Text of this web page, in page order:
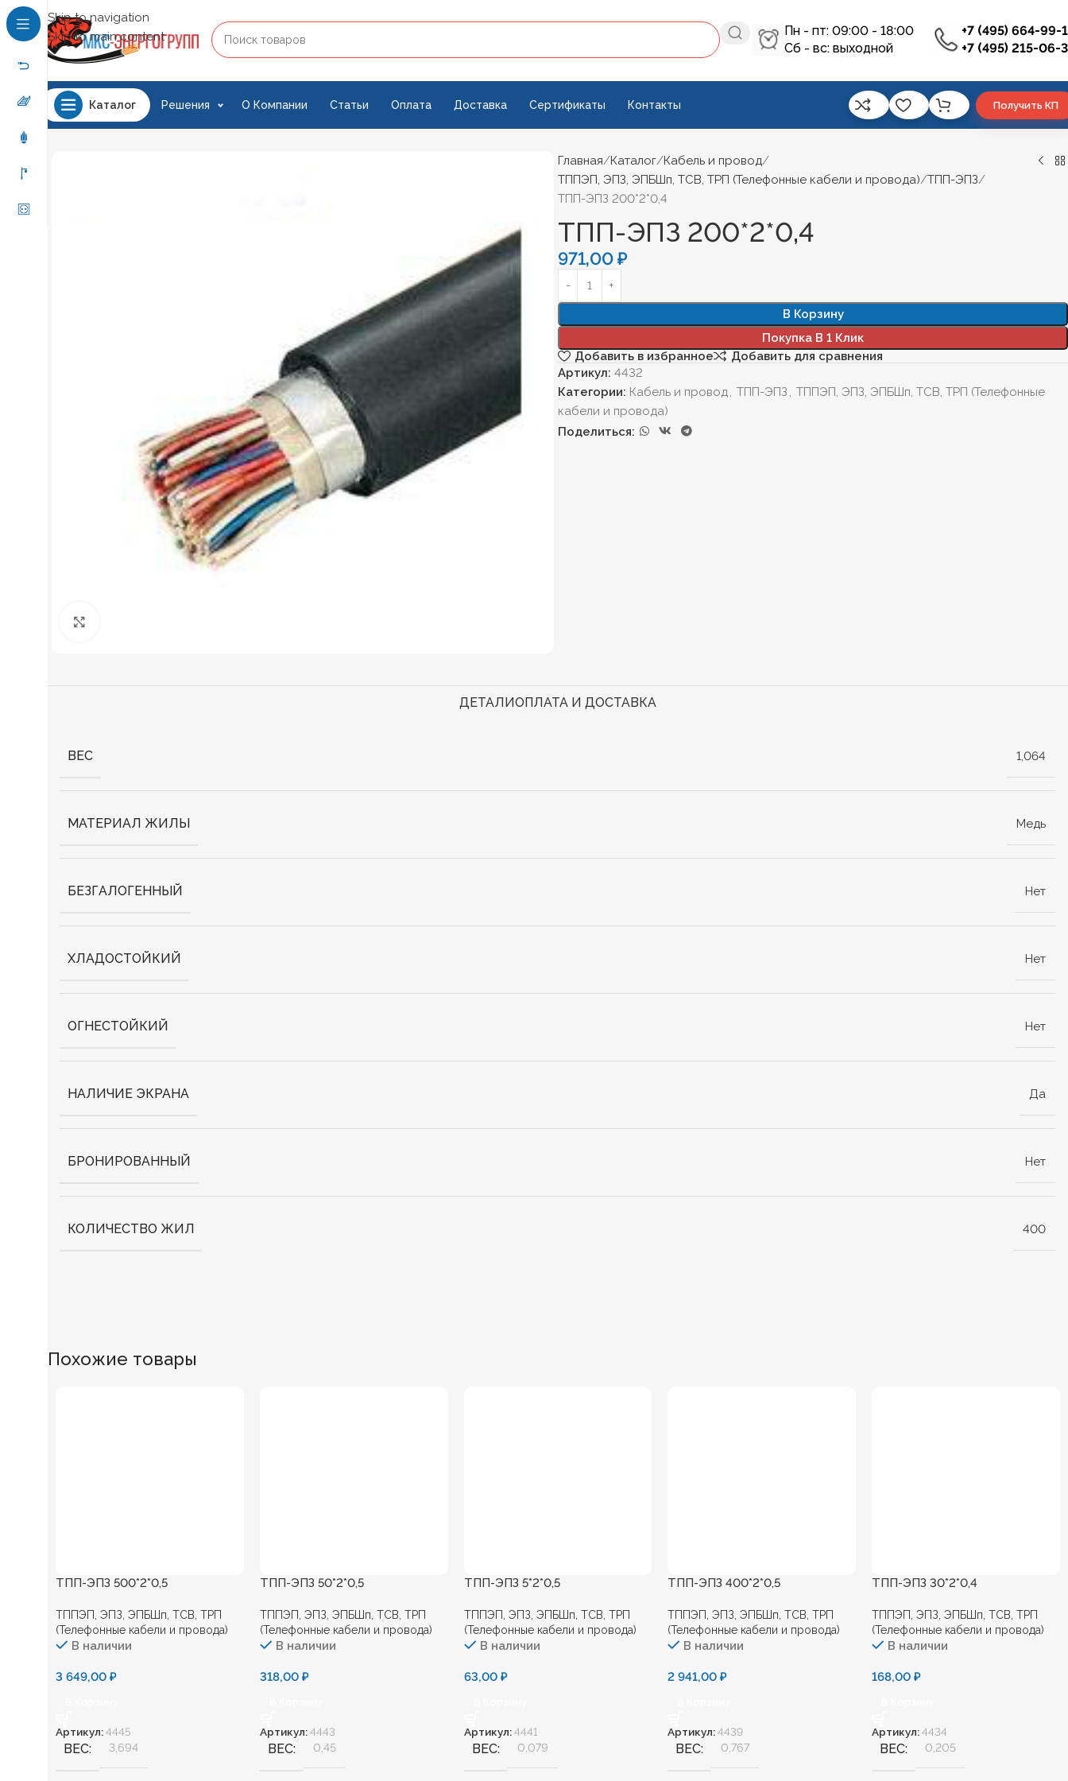
Skip to navigation
Skip to main content
Пн - пт: 09:00 - 18:00
Сб - вс: выходной
+7 (495) 664-99-
+7 (495) 215-06-
Каталог Решения О Компании Статьи Оплата Доставка Сертификаты Контакты Получить КП
Главная Каталог Кабель и провод
ТППЭП, ЭПЗ, ЭПБШп, ТСВ, ТРП (Телефонные кабели и провода) ТПП-ЭПЗ
ТПП-ЭПЗ 200*2*0,4
ТПП-ЭПЗ 200*2*0,4
971,00₽
В Корзину
Покупка В 1 Клик
Добавить в избранное
Добавить для сравнения
Артикул: 4432
Категории: Кабель и провод, ТПП-ЭПЗ , ТППЭП, ЭПЗ, ЭПБШп, ТСВ, ТРП (Телефонные
кабели и провода)
Поделиться:
ДЕТАЛИОПЛАТА И ДОСТАВКА
ВЕС 1,064
МАТЕРИАЛ ЖИЛЫ Медь
БЕЗГАЛОГЕННЫЙ Нет
ХЛАДОСТОЙКИЙ Нет
ОГНЕСТОЙКИЙ Нет
НАЛИЧИЕ ЭКРАНА Да
БРОНИРОВАННЫЙ Нет
КОЛИЧЕСТВО ЖИЛ 400
Похожие товары
ТПП-ЭПЗ 500*2*0,5
ТППЭП, ЭПЗ, ЭПБШп, ТСВ, ТРП
(Телефонные кабели и провода)
В наличии
3 649,00 ₽
Артикул:4445
ВЕС 3,694
ТПП-ЭПЗ 50*2*0,5
ТППЭП, ЭПЗ, ЭПБШп, ТСВ, ТРП
(Телефонные кабели и провода)
В наличии
318,00 ₽
Артикул:4443
ВЕС 0,45
ТПП-ЭПЗ 5*2*0,5
ТППЭП, ЭПЗ, ЭПБШп, ТСВ, ТРП
(Телефонные кабели и провода)
В наличии
63,00 ₽
Артикул:4441
ВЕС 0,079
ТПП-ЭПЗ 400*2*0,5
ТППЭП, ЭПЗ, ЭПБШп, ТСВ, ТРП
(Телефонные кабели и провода)
В наличии
2 941,00₽
Артикул:4439
ВЕС 0,767
ТПП-ЭПЗ 30*2*0,4
ТППЭП, ЭПЗ, ЭПБШп, ТСВ, ТРП
(Телефонные кабели и провода)
В наличии
168,00₽
Артикул:4434
ВЕС 0,205